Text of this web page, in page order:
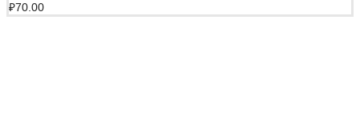
₽70.00